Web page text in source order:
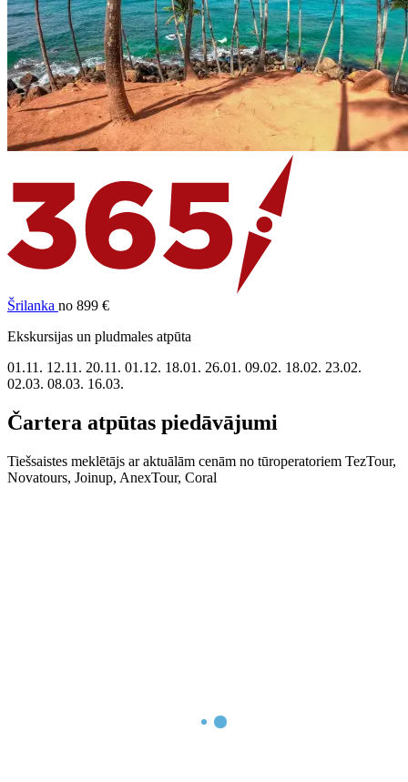
Šrilanka no 899 €
Ekskursijas un pludmales atpūta
01.11. 12.11. 20.11. 01.12. 18.01. 26.01. 09.02. 18.02. 23.02.
02.03. 08.03. 16.03.
Čartera atpūtas piedāvājumi
Tiešsaistes meklētājs ar aktuālām cenām no tūroperatoriem TezTour,
Novatours, Joinup, AnexTour, Coral